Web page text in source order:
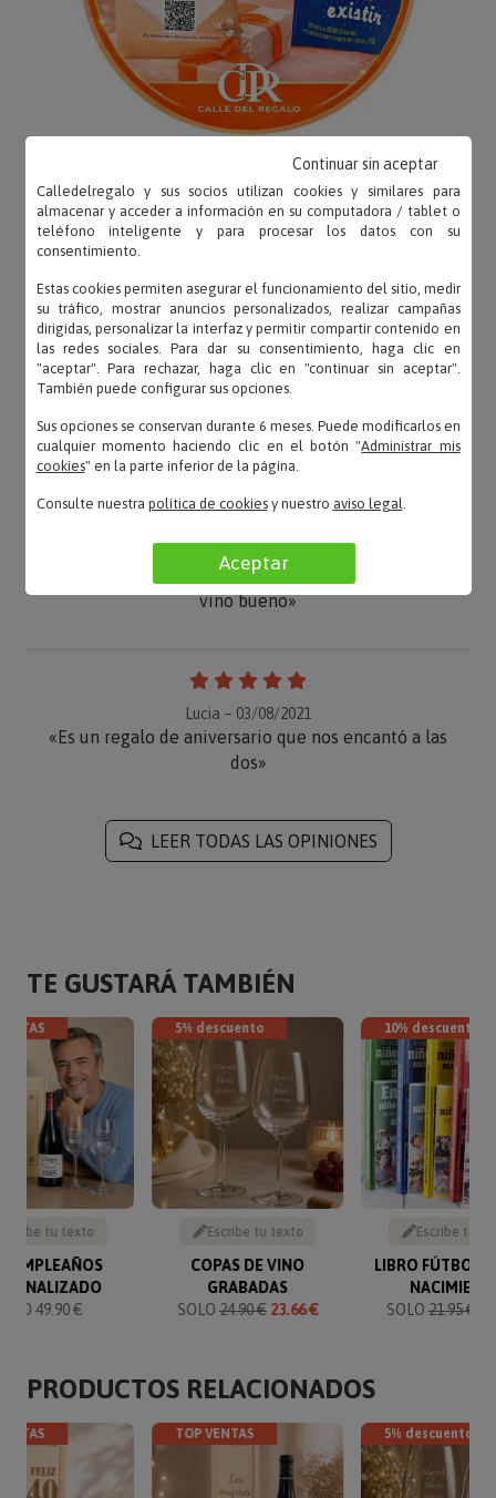
Inés – 26/09/2021
salimos muy guapos jejeje»
«Muy buena la idea de poner foto a la etiqueta y
vino bueno»
Lucia – 03/08/2021
«Es un regalo de aniversario que nos encantó a las
dos»
LEER TODAS LAS OPINIONES
TE GUSTARÁ TAMBIÉN
tu texto
49.90 €
5% descuento
Escribe tu texto
COPAS DE VINO
GRABADAS
SOLO 24.90 € 23.66 €
10% descuento
Escribe tu
LIBRO FÚTBOL
SOLO21.95 €
PRODUCTOS RELACIONADOS
TOP VENTAS 5% descuento
Calledelregalo y sus socios utilizan cookies y similares para
almacenar y acceder a información en su computadora / tablet o
teléfono inteligente y para procesar los datos con su
consentimiento.
Estas cookies permiten asegurar el funcionamiento del sitio, medir
su tráfico, mostrar anuncios personalizados, realizar campañas
dirigidas, personalizar la interfaz y permitir compartir contenido en
las redes sociales. Para dar su consentimiento, haga clic en
"aceptar". Para rechazar, haga clic en "continuar sin aceptar".
También puede configurar sus opciones.
Sus opciones se conservan durante 6 meses. Puede modificarlos en
cualquier momento haciendo clic en el botón "Administrar mis
cookies" en la parte inferior de la página.
Consulte nuestra política de cookiesy nuestro aviso legal.
Aceptar
Continuar sin aceptar